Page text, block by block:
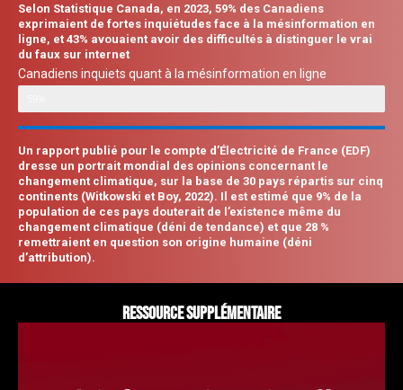
Selon Statistique Canada, en 2023, 59% des Canadiens
exprimaient de fortes inquiétudes face à la mésinformation en
ligne, et 43% avouaient avoir des difficultés à distinguer le vrai
du faux sur internet
Canadiens inquiets quant à la mésinformation en ligne
Un rapport publié pour le compte d’Électricité de France (EDF)
dresse un portrait mondial des opinions concernant le
changement climatique, sur la base de 30 pays répartis sur cinq
continents (Witkowski et Boy, 2022). Il est estimé que 9% de la
population de ces pays douterait de l’existence même du
changement climatique (déni de tendance) et que 28 %
remettraient en question son origine humaine (déni
d’attribution).
ressource supplémentaire